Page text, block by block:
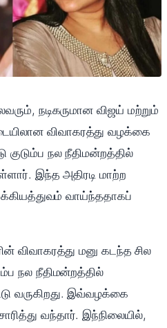
நடிகருமான விஜய் மற்றும்
விவாகரத்து வழக்கை
குடும்ப நல நீதிமன்றத்தில்
இந்த அதிரடி மாற்ற
வாய்ந்ததாகப்
விவாகரத்து மனு கடந்த சில
நல நீதிமன்றத்தில்
வருகிறது. இவ்வழக்கை
வந்தார். இந்நிலையில்,